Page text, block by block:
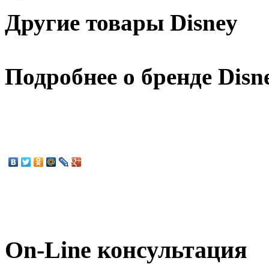
Другие товары Disney
Подробнее о бренде
On-Line консультация